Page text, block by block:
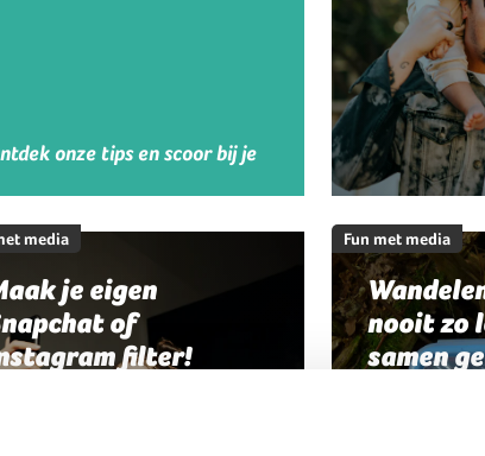
onze tips en scoor bij je
media
je eigen
of
filter!
Fun met media
nooit zo
samen